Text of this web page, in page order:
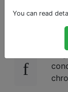
8
You can read